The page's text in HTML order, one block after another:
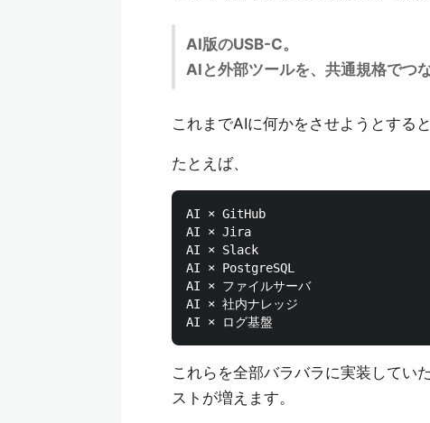
AI版のUSB-C。
AIと外部ツールを、共通規格でつ
これまでAIに何かをさせようとする
たとえば、
AI × GitHub
AI × Jira
AI × Slack
AI × PostgreSQL
AI × ファイルサーバ
AI × 社内ナレッジ
これらを全部バラバラに実装してい
ストが増えます。